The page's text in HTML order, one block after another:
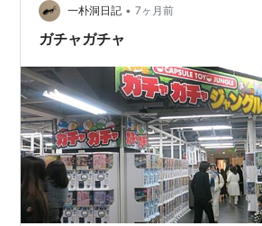
一朴洞日記 • 7ヶ月前
ガチャガチャ